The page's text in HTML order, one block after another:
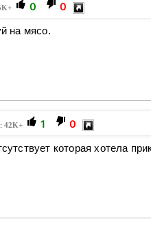
0 0
на мясо.
42K+ 1 0
которая хотела